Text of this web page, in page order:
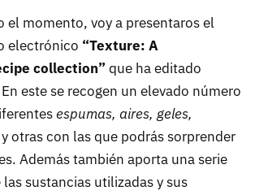
el momento, voy a presentaros el
electrónico “Texture: A
collection” que ha editado
este se recogen un elevado número
espumas, aires, geles,
y otras con las que podrás sorprender
Además también aporta una serie
sustancias utilizadas y sus